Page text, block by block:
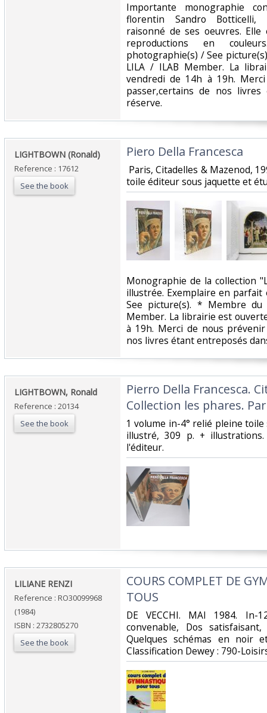
‎Importante monographie
florentin Sandro Botticelli,
raisonné de ses oeuvres.
reproductions en
photographie(s) / See
LILA / ILAB Member. La
vendredi de 14h à 19h.
passer,certains de nos
réserve. ‎
‎LIGHTBOWN (Ronald)‎
Reference : 17612
See the book
‎Piero Della Francesca‎
Paris, Citadelles & Mazenod,
toile éditeur sous jaquette et
‎Monographie de la collection
illustrée. Exemplaire en
See picture(s). * Membre
Member. La librairie est
à 19h. Merci de nous
nos livres étant entreposés
‎LIGHTBOWN, Ronald‎
Reference : 20134
See the book
‎Pierro Della Francesca.
Collection les phares.
‎1 volume in-4° relié pleine
illustré, 309 p. +
l'éditeur. ‎
‎LILIANE RENZI‎
Reference : RO30099968
(1984)
ISBN : 2732805270
See the book
‎COURS COMPLET DE
TOUS‎
‎DE VECCHI. MAI 1984. In-
convenable, Dos
Quelques schémas en noir
Classification Dewey : 790-